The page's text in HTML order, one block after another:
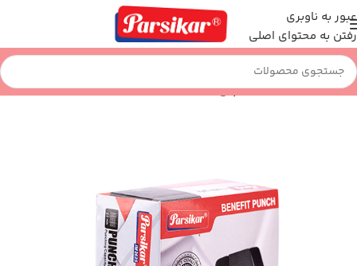
عبور به ناوبری
رفتن به محتوای اصلی
خانه اداری و بایگانی پانچ